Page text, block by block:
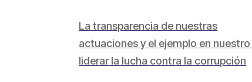
La transparencia de nuestras
actuaciones y el ejemplo en
liderar la lucha contra la corrupción